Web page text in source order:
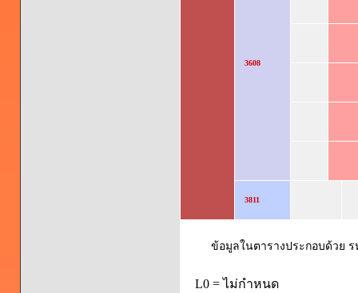
3608
3811
ข้อมูลในตารางประกอบด้วย
L0 = ไม่กำหนด